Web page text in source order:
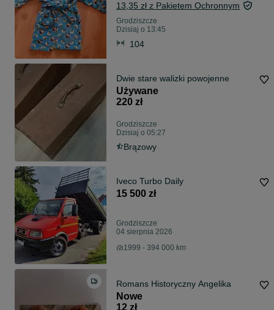
13,35 zł z Pakietem Ochronnym
Grodziszcze
Dzisiaj o 13:45
104
Dwie stare walizki powojenne
Używane
220 zł
Grodziszcze
Dzisiaj o 05:27
Brązowy
Iveco Turbo Daily
15 500 zł
Grodziszcze
04 sierpnia 2026
1999 - 394 000 km
Romans Historyczny Angelika
Nowe
12 zł